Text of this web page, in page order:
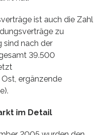
ist auch die Zahl
zu
sind nach der
39.500
ergänzende
im Detail